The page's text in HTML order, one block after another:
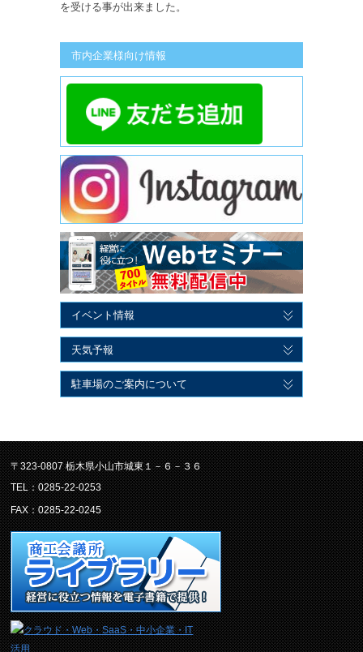
を受ける事が出来ました。
市内企業様向け情報
イベント情報
天気予報
駐車場のご案内について
〒323-0807 栃木県小山市城東１－６－３６
TEL：0285-22-0253
FAX：0285-22-0245